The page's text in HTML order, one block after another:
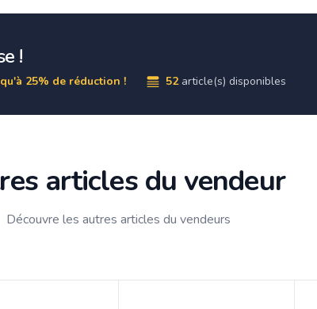
!
25% de réduction ! 52 article(s) disponibles
articles du vendeur
Découvre les autres articles du vendeurs